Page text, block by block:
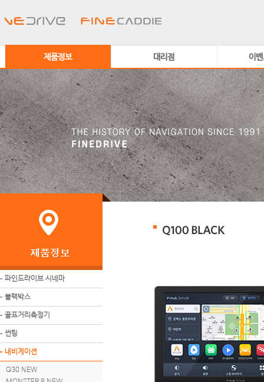
제품정보 대리점 이
파인드라이브 시네마
블랙박스
골프거리측정기
썬팅
내비게이션
Q30 NEW